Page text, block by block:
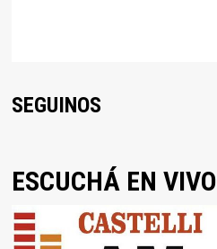
SEGUINOS
ESCUCHÁ EN VIVO